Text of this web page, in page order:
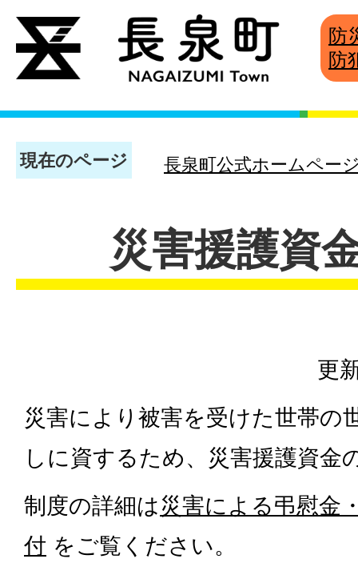
防
防
現在のページ 長泉町公式ホームペー
災害援護資
更
災害により被害を受けた世帯の
しに資するため、災害援護資金
制度の詳細は災害による弔慰金
付 をご覧ください。